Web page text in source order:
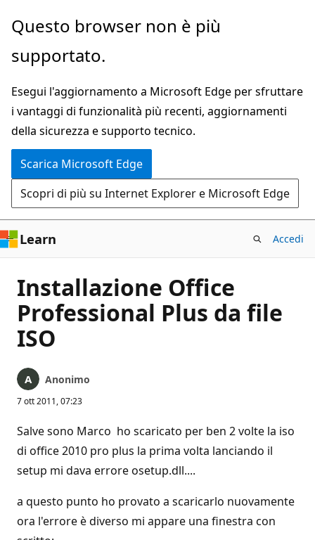
Ignora
passa
contenuto
principale
Questo browser non è più
supportato.
Esegui l'aggiornamento a Microsoft Edge per sfruttare
i vantaggi di funzionalità più recenti, aggiornamenti
della sicurezza e supporto tecnico.
Scarica Microsoft Edge
Scopri di più su Internet Explorer e Microsoft Edge
Learn Accedi
Installazione Office
Professional Plus da file
ISO
Anonimo
7 ott 2011, 07:23
Salve sono Marco ho scaricato per ben 2 volte la iso
di office 2010 pro plus la prima volta lanciando il
setup mi dava errore osetup.dll....
a questo punto ho provato a scaricarlo nuovamente
ora l'errore è diverso mi appare una finestra con